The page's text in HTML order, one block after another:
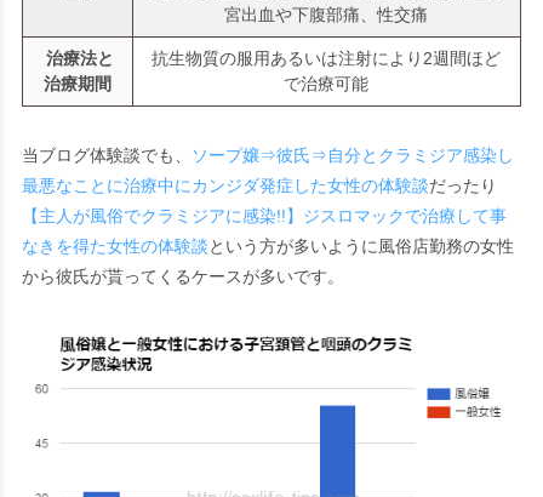
宮出血や下腹部痛、性交痛
治療法と
治療期間
抗生物質の服用あるいは注射により2週間ほど
で治療可能
当ブログ体験談でも、
ソープ嬢⇒彼氏⇒自分とクラミジア感染し
最悪なことに治療中にカンジダ発症した女性の体験談だったり
【主人が風俗でクラミジアに感染!!】ジスロマックで治療して事
なきを得た女性の体験談という方が多いように風俗店勤務の女性
から彼氏が貰ってくるケースが多いです。